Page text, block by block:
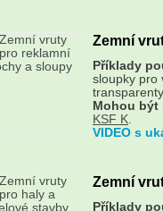
Zemní
Příklady
sloupky pro
Mohou
KSF K.
VIDEO s
Zemní
Příklady